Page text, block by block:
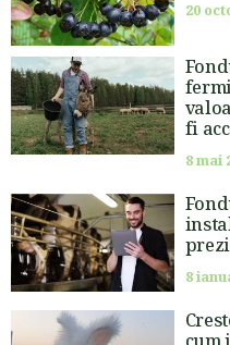
20
fi
8 mai
8